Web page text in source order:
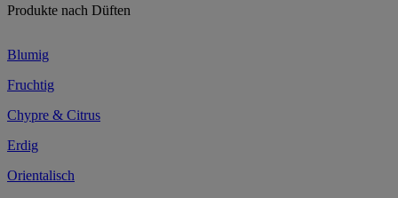
Produkte nach Düften
Blumig
Fruchtig
Chypre & Citrus
Erdig
Orientalisch